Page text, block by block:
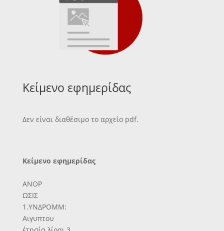
Κείμενο εφημερίδας
Δεν είναι διαθέσιμο το αρχείο pdf.
Κείμενο εφημερίδας
ΑΝΟΡ
ΩΣΙΣ
1.ΥΝΔΡΟΜΜ:
Αιγυπτου